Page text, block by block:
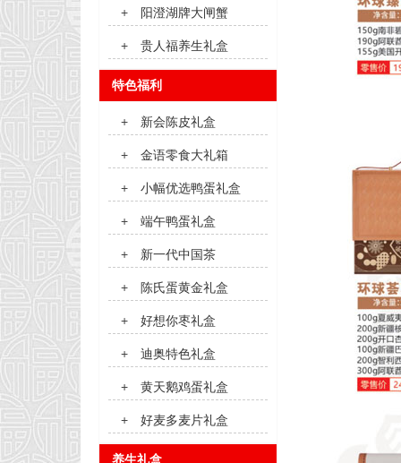
+ 阳澄湖牌大闸蟹
+ 贵人福养生礼盒
特色福利
+ 新会陈皮礼盒
+ 金语零食大礼箱
+ 小幅优选鸭蛋礼盒
+ 端午鸭蛋礼盒
+ 新一代中国茶
+ 陈氏蛋黄金礼盒
+ 好想你枣礼盒
+ 迪奥特色礼盒
+ 黄天鹅鸡蛋礼盒
+ 好麦多麦片礼盒
养生礼盒